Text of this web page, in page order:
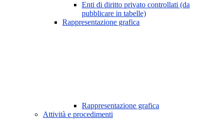
Enti di diritto privato controllati (da
pubblicare in tabelle)
Rappresentazione grafica
Rappresentazione grafica
Attività e procedimenti